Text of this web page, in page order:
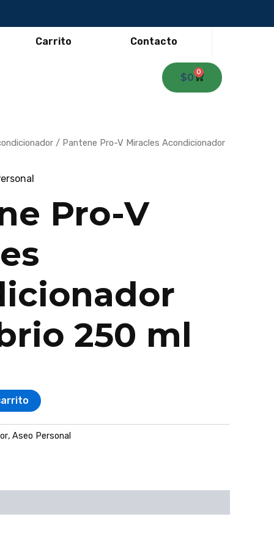
Carrito Contacto
$0 0 Carrito
/ Pantene Pro-V Miracles Acondicionador
Pro-V
250 ml
, Aseo Personal